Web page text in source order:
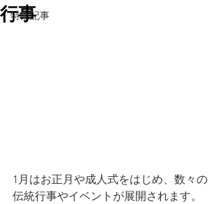
特集記事
行事
1月はお正月や成人式をはじめ、数々の
伝統行事やイベントが展開されます。